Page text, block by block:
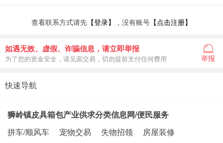
查看联系方式请先 【登录】 ，没有账号 【点击注册】
如遇无效、虚假、诈骗信息，请立即举报
为了您的资金安全，请见面交易，切勿提前支付任何费用 举报
快速导航
狮岭镇皮具箱包产业供求分类信息网/便民服务
拼车/顺风车
宠物交易 失物招领
房屋装修